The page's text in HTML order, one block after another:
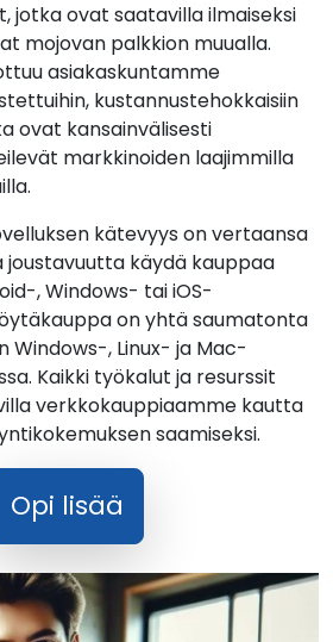
jotka ovat saatavilla ilmaiseksi
mojovan palkkion muualla.
asiakaskuntamme
kustannustehokkaisiin
ovat kansainvälisesti
markkinoiden laajimmilla
kätevyys on vertaansa
joustavuutta käydä kauppaa
, Windows- tai iOS-
on yhtä saumatonta
, Linux- ja Mac-
Kaikki työkalut ja resurssit
verkkokauppiaamme kautta
saamiseksi.
Opi lisää